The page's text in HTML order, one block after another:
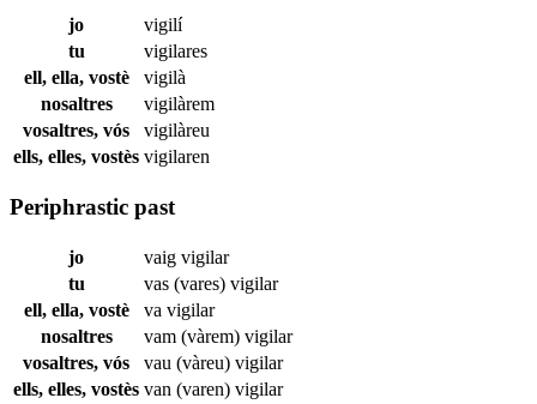
jo
vigilí
tu
vigilares
ell, ella, vostè
vigilà
nosaltres
vigilàrem
vosaltres, vós
vigilàreu
ells, elles, vostès vigilaren
Periphrastic past
jo vaig vigilar
tu
vas (vares) vigilar
ell, ella, vostè
va vigilar
nosaltres
vam (vàrem) vigilar
vosaltres, vós
vau (vàreu) vigilar
ells, elles, vostès van (varen) vigilar